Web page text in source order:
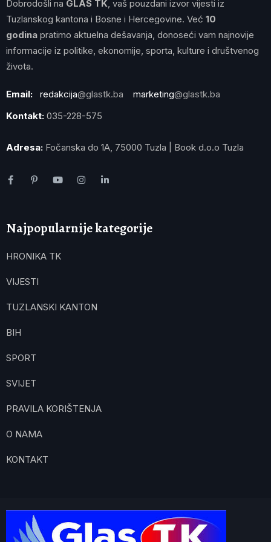
Dobrodošli na GLAS TK , vaš pouzdani izvor vijesti iz
Tuzlanskog kantona i Bosne i Hercegovine. Već 10
godina pratimo aktuelna dešavanja, donoseći vam najnovije
informacije iz politike, ekonomije, sporta, kulture i društvenog
života.
Email: redakcija@glastk.ba marketing@glastk.ba
Kontakt: 035-228-575
Adresa: Fočanska do 1A, 75000 Tuzla | Book d.o.o Tuzla
Najpopularnije kategorije
HRONIKA TK
VIJESTI
TUZLANSKI KANTON
BIH
SPORT
SVIJET
PRAVILA KORIŠTENJA
O NAMA
KONTAKT